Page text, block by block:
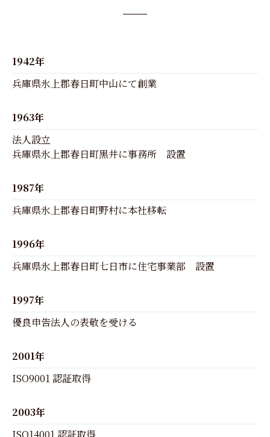
1942年
兵庫県氷上郡春日町中山にて創業
1963年
法人設立
兵庫県氷上郡春日町黒井に事務所 設置
1987年
兵庫県氷上郡春日町野村に本社移転
1996年
兵庫県氷上郡春日町七日市に住宅事業部 設置
1997年
優良申告法人の表敬を受ける
2001年
ISO9001 認証取得
2003年